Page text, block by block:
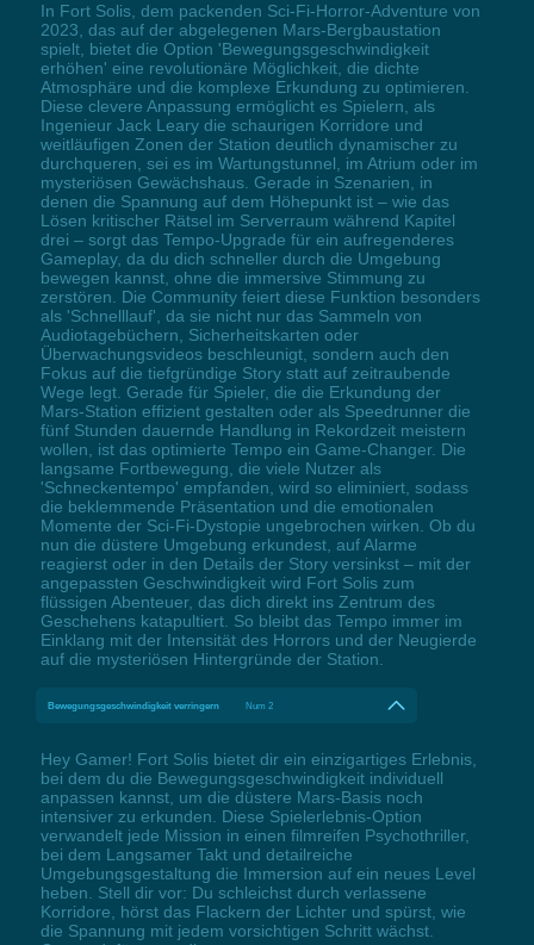
In Fort Solis, dem packenden Sci-Fi-Horror-Adventure von
2023, das auf der abgelegenen Mars-Bergbaustation
spielt, bietet die Option 'Bewegungsgeschwindigkeit
erhöhen' eine revolutionäre Möglichkeit, die dichte
Atmosphäre und die komplexe Erkundung zu optimieren.
Diese clevere Anpassung ermöglicht es Spielern, als
Ingenieur Jack Leary die schaurigen Korridore und
weitläufigen Zonen der Station deutlich dynamischer zu
durchqueren, sei es im Wartungstunnel, im Atrium oder im
mysteriösen Gewächshaus. Gerade in Szenarien, in
denen die Spannung auf dem Höhepunkt ist – wie das
Lösen kritischer Rätsel im Serverraum während Kapitel
drei – sorgt das Tempo-Upgrade für ein aufregenderes
Gameplay, da du dich schneller durch die Umgebung
bewegen kannst, ohne die immersive Stimmung zu
zerstören. Die Community feiert diese Funktion besonders
als 'Schnelllauf', da sie nicht nur das Sammeln von
Audiotagebüchern, Sicherheitskarten oder
Überwachungsvideos beschleunigt, sondern auch den
Fokus auf die tiefgründige Story statt auf zeitraubende
Wege legt. Gerade für Spieler, die die Erkundung der
Mars-Station effizient gestalten oder als Speedrunner die
fünf Stunden dauernde Handlung in Rekordzeit meistern
wollen, ist das optimierte Tempo ein Game-Changer. Die
langsame Fortbewegung, die viele Nutzer als
'Schneckentempo' empfanden, wird so eliminiert, sodass
die beklemmende Präsentation und die emotionalen
Momente der Sci-Fi-Dystopie ungebrochen wirken. Ob du
nun die düstere Umgebung erkundest, auf Alarme
reagierst oder in den Details der Story versinkst – mit der
angepassten Geschwindigkeit wird Fort Solis zum
flüssigen Abenteuer, das dich direkt ins Zentrum des
Geschehens katapultiert. So bleibt das Tempo immer im
Einklang mit der Intensität des Horrors und der Neugierde
auf die mysteriösen Hintergründe der Station.
Bewegungsgeschwindigkeit verringern Num 2
Hey Gamer! Fort Solis bietet dir ein einzigartiges Erlebnis,
bei dem du die Bewegungsgeschwindigkeit individuell
anpassen kannst, um die düstere Mars-Basis noch
intensiver zu erkunden. Diese Spielerlebnis-Option
verwandelt jede Mission in einen filmreifen Psychothriller,
bei dem Langsamer Takt und detailreiche
Umgebungsgestaltung die Immersion auf ein neues Level
heben. Stell dir vor: Du schleichst durch verlassene
Korridore, hörst das Flackern der Lichter und spürst, wie
die Spannung mit jedem vorsichtigen Schritt wächst.